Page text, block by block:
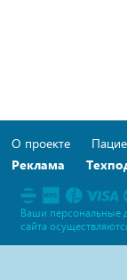
О проекте
Реклама
Ваши персональные
сайта